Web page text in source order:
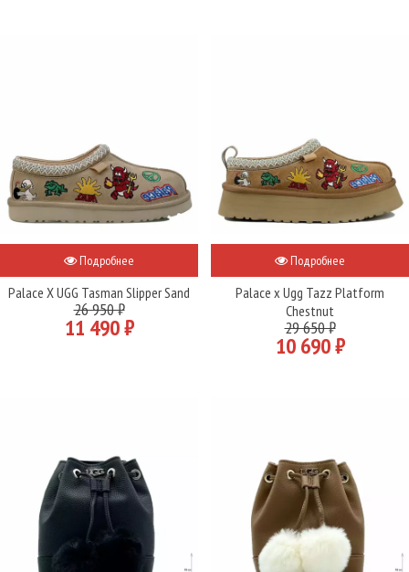
Подробнее
Palace X UGG Tasman Slipper Sand
26 950 ₽
11 490 ₽
Подробнее
Palace x Ugg Tazz Platform
Chestnut
29 650 ₽
10 690 ₽